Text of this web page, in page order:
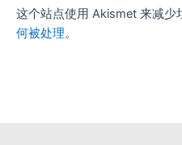
这个站点使用 Akismet 来减少
何被处理。